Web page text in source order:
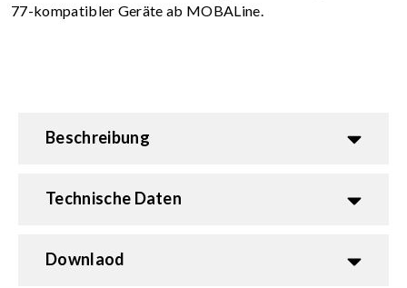
77-kompatibler Geräte ab MOBALine.
Beschreibung
Technische Daten
Downlaod